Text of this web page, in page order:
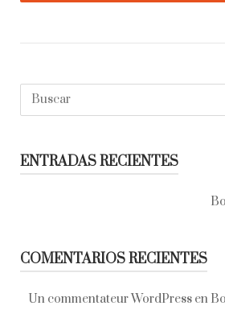
Buscar:
ENTRADAS RECIENTES
COMENTARIOS RECIENTES
Un commentateur WordPress en